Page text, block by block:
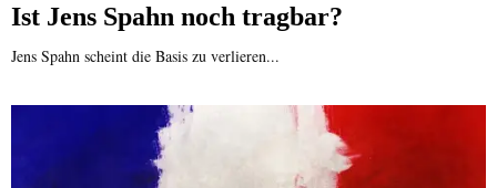
Ist Jens Spahn noch tragbar?
Jens Spahn scheint die Basis zu verlieren...